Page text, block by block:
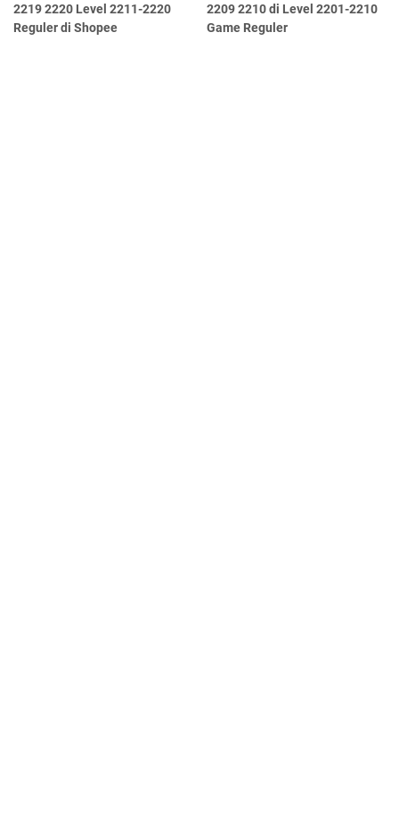
2219 2220 Level 2211-2220
Reguler di Shopee
2209 2210 di Level 2201-2210
Game Reguler